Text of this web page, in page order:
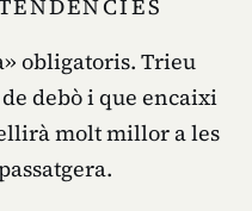
obligatoris. Trieu
debò i que encaixi
molt millor a les